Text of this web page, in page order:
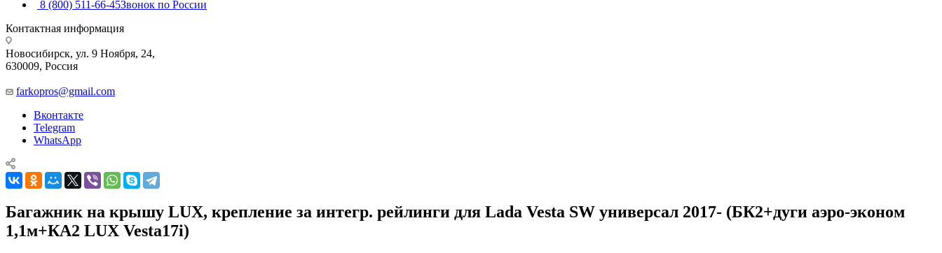
8 (800) 511-66-45Звонок по России
Контактная информация
Новосибирск, ул. 9 Ноября, 24,
630009, Россия
farkopros@gmail.com
Вконтакте
Telegram
WhatsApp
Багажник на крышу LUX, крепление за интегр. рейлинги для Lada Vesta SW универсал 2017- (БК2+дуги аэро-эконом
1,1м+КА2 LUX Vesta17i)